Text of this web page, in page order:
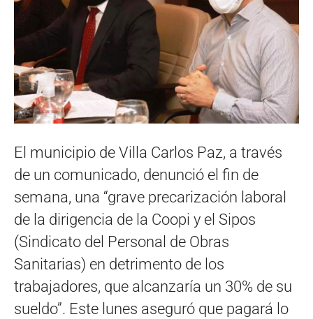
El municipio de Villa Carlos Paz, a través
de un comunicado, denunció el fin de
semana, una “grave precarización laboral
de la dirigencia de la Coopi y el Sipos
(Sindicato del Personal de Obras
Sanitarias) en detrimento de los
trabajadores, que alcanzaría un 30% de su
sueldo”. Este lunes aseguró que pagará lo